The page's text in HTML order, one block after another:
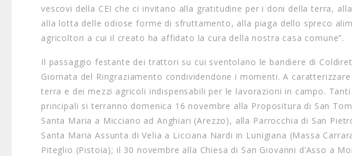
vescovi della CEI che ci invitano alla gratitudine per i doni della terra,
alla lotta delle odiose forme di sfruttamento, alla piaga dello spreco
agricoltori a cui il creato ha affidato la cura della nostra casa comune”.
Il passaggio festante dei trattori su cui sventolano le bandiere di
Giornata del Ringraziamento condividendone i momenti. A
terra e dei mezzi agricoli indispensabili per le lavorazioni in campo.
principali si terranno domenica 16 novembre alla Propositura di San
Santa Maria a Micciano ad Anghiari (Arezzo), alla Parrocchia di San
Santa Maria Assunta di Velia a Licciana Nardi in Lunigiana (Massa
Piteglio (Pistoia); il 30 novembre alla Chiesa di San Giovanni d’Asso a